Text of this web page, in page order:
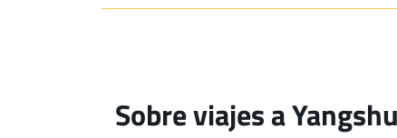
Sobre viajes a